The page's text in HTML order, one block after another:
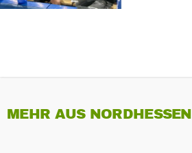
MEHR AUS NORDHESSEN